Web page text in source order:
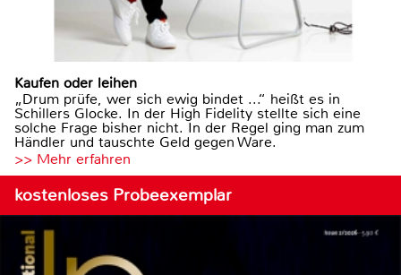
Kaufen oder leihen
„Drum prüfe, wer sich ewig bindet ...“ heißt es in
Schillers Glocke. In der High Fidelity stellte sich eine
solche Frage bisher nicht. In der Regel ging man zum
Händler und tauschte Geld gegen Ware.
>> Mehr erfahren
kostenloses Probeexemplar